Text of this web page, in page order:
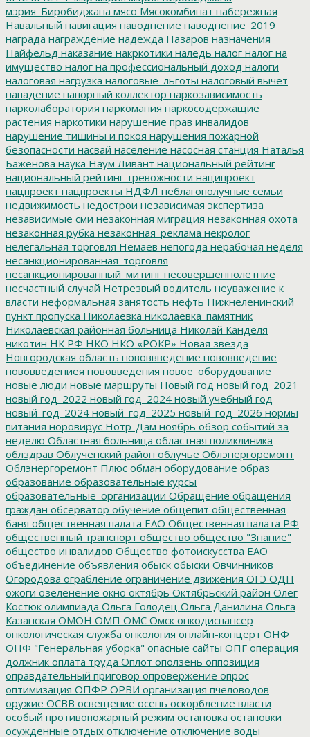
мэрия_Биробиджана мясо Мясокомбинат набережная
Навальный навигация наводнение наводнение_2019
награда награждение надежда Назаров назначения
Найфельд наказание накркотики наледь налог налог на
имущество налог на профессиональный доход налоги
налоговая нагрузка налоговые_льготы налоговый вычет
нападение напорный коллектор наркозависимость
нарколаборатория наркомания наркосодержащие
растения наркотики нарушение прав инвалидов
нарушение тишины и покоя нарушения пожарной
безопасности насвай население насосная станция Наталья
Баженова наука Наум Ливант национальный рейтинг
национальный рейтинг тревожности наципроект
нацпроект нацпроекты НДФЛ неблагополучные семьи
недвижимость недострои независимая экспертиза
независимые сми незаконная миграция незаконная охота
незаконная рубка незаконная_реклама некролог
нелегальная торговля Немаев непогода нерабочая неделя
несанкционированная_торговля
несанкционированный_митинг несовершеннолетние
несчастный случай Нетрезвый водитель неуважение к
власти неформальная занятость нефть Нижнеленинский
пункт пропуска Николаевка николаевка_памятник
Николаевская районная больница Николай Канделя
никотин НК РФ НКО НКО «РОКР» Новая звезда
Новгородская область нововвведение нововведение
нововведениея нововведения новое_оборудование
новые люди новые маршруты Новый год новый год_2021
новый год_2022 новый год_2024 новый учебный год
новый_год_2024 новый_год_2025 новый_год_2026 нормы
питания норовирус Нотр-Дам ноябрь обзор событий за
неделю Областная больница областная поликлиника
облздрав Облученский район облучье Облэнергоремонт
Облэнергоремонт Плюс обман оборудование образ
образование образовательные курсы
образовательные_организации Обращение обращения
граждан обсерватор обучение общепит общественная
баня общественная палата ЕАО Общественная палата РФ
общественный транспорт общество общество "Знание"
общество инвалидов Общество фотоискусства ЕАО
объединение объявления обыск обыски Овчинников
Огородова ограбление ограничение движения ОГЭ ОДН
ожоги озеленение окно октябрь Октябрьский район Олег
Костюк олимпиада Ольга Голодец Ольга Данилина Ольга
Казанская ОМОН ОМП ОМС Омск онкодиспансер
онкологическая служба онкология онлайн-концерт ОНФ
ОНФ "Генеральная уборка" опасные сайты ОПГ операция
должник оплата труда Оплот оползень оппозиция
оправдательный приговор опровержение опрос
оптимизация ОПФР ОРВИ организация пчеловодов
оружие ОСВВ освещение осень оскорбление власти
особый противопожарный режим остановка остановки
осужденные отдых отключение отключение воды